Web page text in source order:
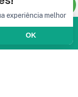
Carrinho
experiência melhor
OK